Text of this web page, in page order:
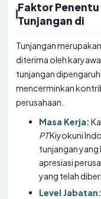
Faktor Penentu
Tunjangan di
Tunjangan
diterima oleh
tunjangan
mencerminkan
perusahaan.
Masa Kerja:
PTKiyokuni
tunjangan yang
apresiasi
yang telah
Level Jabatan: